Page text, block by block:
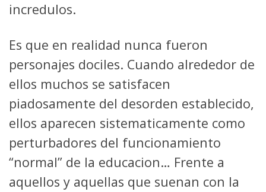
incredulos.
Es que en realidad nunca fueron
personajes dociles. Cuando alrededor de
ellos muchos se satisfacen
piadosamente del desorden establecido,
ellos aparecen sistematicamente como
perturbadores del funcionamiento
“normal” de la educacion… Frente a
aquellos y aquellas que suenan con la